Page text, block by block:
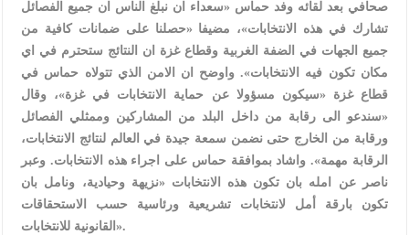
صحافي بعد لقائه وفد حماس «سعداء ان نبلغ الناس ان جميع الفصائل
تشارك في هذه الانتخابات»، مضيفا «حصلنا على ضمانات كافية من
جميع الجهات في الضفة الغربية وقطاع غزة ان النتائج ستحترم في اي
مكان تكون فيه الانتخابات». واوضح ان الامن الذي تتولاه حماس في
قطاع غزة «سيكون مسؤولا عن حماية الانتخابات في غزة»، وقال
«سندعو الى رقابة من داخل البلد من المشاركين وممثلي الفصائل
ورقابة من الخارج حتى نضمن سمعة جيدة في العالم لنتائج الانتخابات،
الرقابة مهمة». واشاد بموافقة حماس على اجراء هذه الانتخابات. وعبر
ناصر عن امله بان تكون هذه الانتخابات «نزيهة وحيادية، ونامل بان
تكون بارقة أمل لانتخابات تشريعية ورئاسية حسب الاستحقاقات
القانونية للانتخابات».